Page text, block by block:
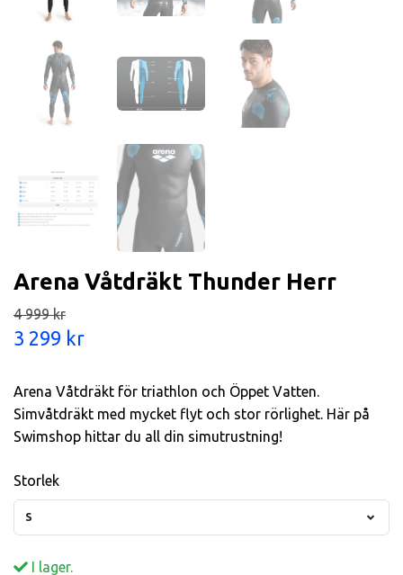
Arena Våtdräkt Thunder Herr
4 999 kr
3 299 kr
Arena Våtdräkt för triathlon och Öppet Vatten.
Simvåtdräkt med mycket flyt och stor rörlighet. Här på
Swimshop hittar du all din simutrustning!
Storlek
S
I lager.